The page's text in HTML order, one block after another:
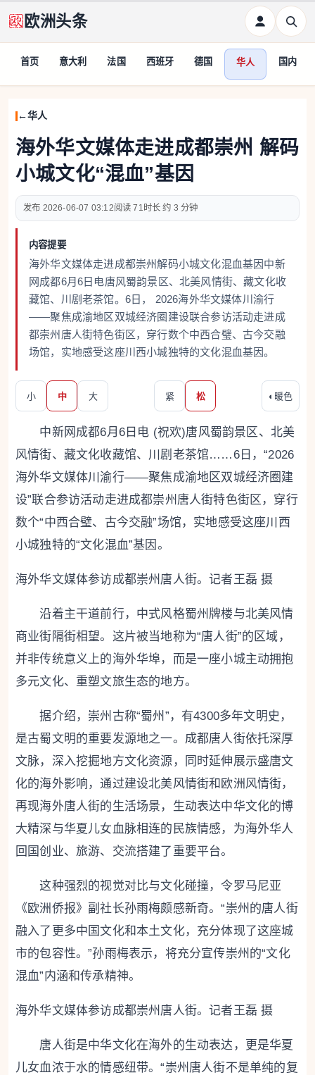
欧洲头条
首页 意大利 法国 西班牙 德国 华人 国内
华人
海外华文媒体走进成都崇州 解码
小城文化“混血”基因
2026-06-07 03:12 71 约 3 分钟
内容提要
海外华文媒体走进成都崇州解码小城文化混血基因中新
网成都6月6日电唐风蜀韵景区、北美风情街、藏文化收
藏馆、川剧老茶馆。6日， 2026海外华文媒体川渝行
——聚焦成渝地区双城经济圈建设联合参访活动走进成
都崇州唐人街特色街区，穿行数个中西合璧、古今交融
场馆，实地感受这座川西小城独特的文化混血基因。
小 中 大 紧 松 ◐ 暖色
中新网成都6月6日电 (祝欢)唐风蜀韵景区、北美
风情街、藏文化收藏馆、川剧老茶馆……6日，“2026
海外华文媒体川渝行——聚焦成渝地区双城经济圈建
设”联合参访活动走进成都崇州唐人街特色街区，穿行
数个“中西合璧、古今交融”场馆，实地感受这座川西
小城独特的“文化混血”基因。
海外华文媒体参访成都崇州唐人街。记者王磊 摄
沿着主干道前行，中式风格蜀州牌楼与北美风情
商业街隔街相望。这片被当地称为“唐人街”的区域，
并非传统意义上的海外华埠，而是一座小城主动拥抱
多元文化、重塑文旅生态的地方。
据介绍，崇州古称“蜀州”，有4300多年文明史，
是古蜀文明的重要发源地之一。成都唐人街依托深厚
文脉，深入挖掘地方文化资源，同时延伸展示盛唐文
化的海外影响，通过建设北美风情街和欧洲风情街，
再现海外唐人街的生活场景，生动表达中华文化的博
大精深与华夏儿女血脉相连的民族情感，为海外华人
回国创业、旅游、交流搭建了重要平台。
这种强烈的视觉对比与文化碰撞，令罗马尼亚
《欧洲侨报》副社长孙雨梅颇感新奇。“崇州的唐人街
融入了更多中国文化和本土文化，充分体现了这座城
市的包容性。”孙雨梅表示，将充分宣传崇州的“文化
混血”内涵和传承精神。
海外华文媒体参访成都崇州唐人街。记者王磊 摄
唐人街是中华文化在海外的生动表达，更是华夏
儿女血浓于水的情感纽带。“崇州唐人街不是单纯的复